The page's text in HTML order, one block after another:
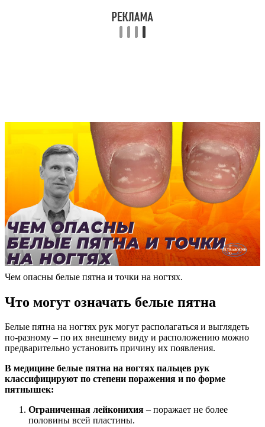
Чем опасны белые пятна и точки на ногтях.
Что могут означать белые пятна
Белые пятна на ногтях рук могут располагаться и выглядеть
по-разному – по их внешнему виду и расположению можно
предварительно установить причину их появления.
В медицине белые пятна на ногтях пальцев рук
классифицируют по степени поражения и по форме
пятнышек:
Ограниченная лейконихия – поражает не более
половины всей пластины.